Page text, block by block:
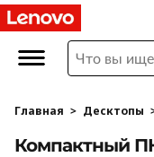
К
м
п
Главная > Десктопы
Компактный